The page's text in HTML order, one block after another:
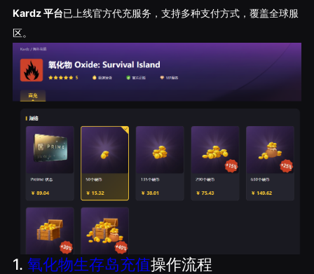
Kardz 平台已上线官方代充服务，支持多种支付方式，覆盖全球服
区。
1. 氧化物生存岛充值操作流程